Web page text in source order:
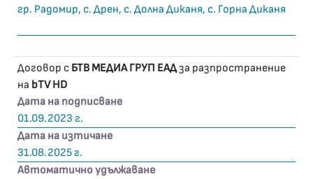
гр. Радомир, с. Дрен, с. Долна Диканя, с. Горна Диканя
Договор с БТВ МЕДИА ГРУП ЕАДза разпространение
на bTV HD
Дата на подписване
01.09.2023 г.
Дата на изтичане
31.08.2025 г.
Автоматично удължаване